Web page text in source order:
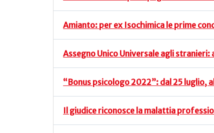
Amianto: per ex Isochimica le prime
Assegno Unico Universale agli
“Bonus psicologo 2022”: dal 25 luglio,
Il giudice riconosce la malattia